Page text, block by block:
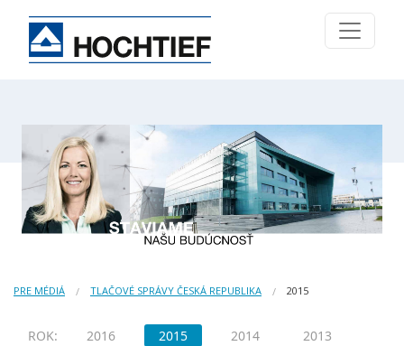
PRE MÉDIÁ TLAČOVÉ SPRÁVY ČESKÁ REPUBLIKA 2015
ROK: 2016 2015 2014
2013